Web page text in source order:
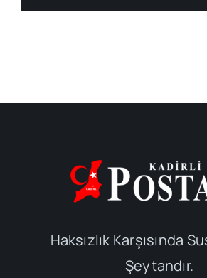
Haksızlık Karşısında
Şeytandır.